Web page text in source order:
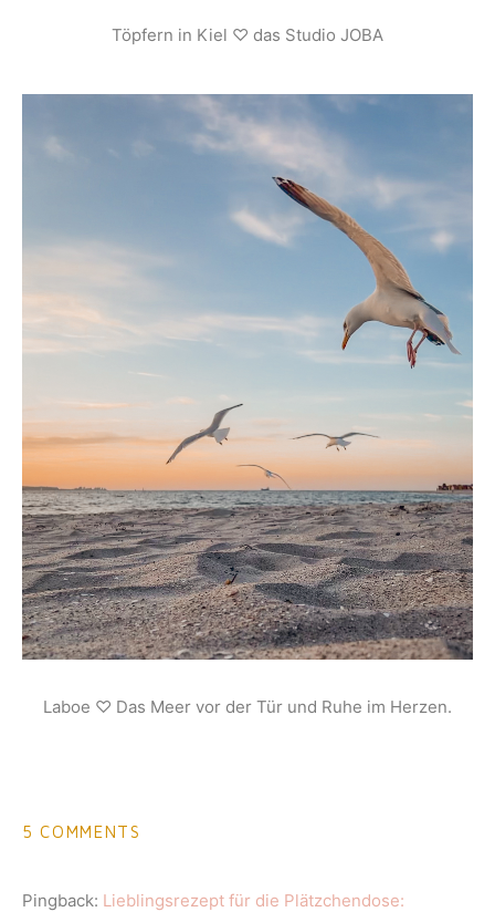
Töpfern in Kiel ♡ das Studio JOBA
Laboe ♡ Das Meer vor der Tür und Ruhe im Herzen.
5 COMMENTS
Pingback: Lieblingsrezept für die Plätzchendose: